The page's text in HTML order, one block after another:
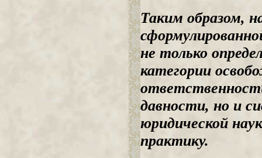
Таким образом,
не только
категории
давности, но и
юридической
практику.